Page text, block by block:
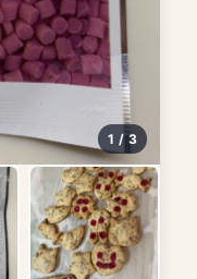
1 / 3